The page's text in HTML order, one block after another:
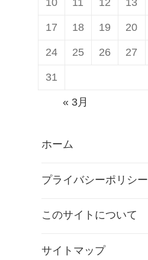
10 11 12 13
17 18 19 20
24 25 26 27
31
« 3月
ホーム
プライバシーポリシー
このサイトについて
サイトマップ